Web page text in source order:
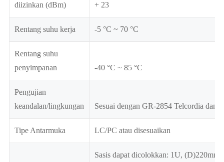
diizinkan (dBm)
+ 23
Rentang suhu kerja -5 °C ~ 70 °C
Rentang suhu
penyimpanan
-40 °C ~ 85 °C
Pengujian
keandalan/lingkungan
Sesuai dengan GR-2854 Telcordia dan
Tipe Antarmuka LC/PC atau disesuaikan
Sasis dapat dicolokkan: 1U, (D)220mm